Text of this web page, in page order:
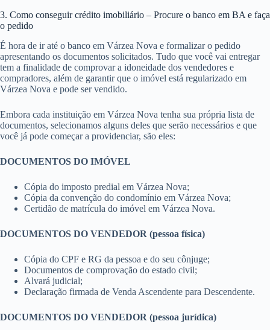
3. Como conseguir crédito imobiliário – Procure o banco em BA e faça
o pedido
É hora de ir até o banco em Várzea Nova e formalizar o pedido
apresentando os documentos solicitados. Tudo que você vai entregar
tem a finalidade de comprovar a idoneidade dos vendedores e
compradores, além de garantir que o imóvel está regularizado em
Várzea Nova e pode ser vendido.
Embora cada instituição em Várzea Nova tenha sua própria lista de
documentos, selecionamos alguns deles que serão necessários e que
você já pode começar a providenciar, são eles:
DOCUMENTOS DO IMÓVEL
Cópia do imposto predial em Várzea Nova;
Cópia da convenção do condomínio em Várzea Nova;
Certidão de matrícula do imóvel em Várzea Nova.
DOCUMENTOS DO VENDEDOR (pessoa física)
Cópia do CPF e RG da pessoa e do seu cônjuge;
Documentos de comprovação do estado civil;
Alvará judicial;
Declaração firmada de Venda Ascendente para Descendente.
DOCUMENTOS DO VENDEDOR (pessoa jurídica)